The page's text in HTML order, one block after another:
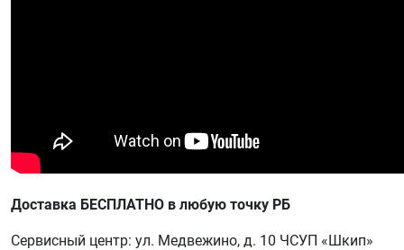
Доставка БЕСПЛАТНО в любую точку РБ
Сервисный центр: ул. Медвежино, д. 10 ЧСУП «Шкип»